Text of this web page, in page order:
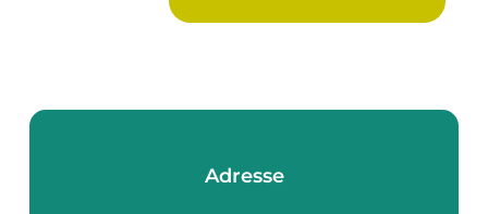
Adresse